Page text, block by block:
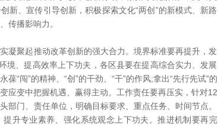
新、宣传引导创新，积极探索文化“两创”的新模式、新路
传播影响力。
聚起推动改革创新的强大合力。境界标准要再提升，发
境、提高效率上下功夫，各区县要在提高综合实力、发展
“闯”的精神、“创”的干劲、“干”的作风;拿出“先行先试”的
应变中把握机遇、赢得主动。工作责任要再压实，针对12
部门、责任单位，明确目标要求、重点任务、时间节点。
升专业素养、强化系统观念上下功夫。推进机制要再完